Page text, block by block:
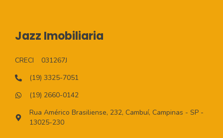
Jazz Imobiliaria
CRECI
031267J
(19) 3325-7051
(19) 2660-0142
Rua Américo Brasiliense, 232, Cambuí, Campinas - SP -
13025-230